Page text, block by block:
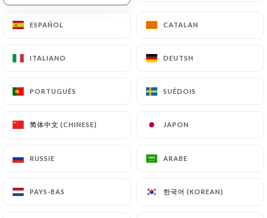
ESPAÑOL CATALAN
ITALIANO DEUTSH
PORTUGUÊS SUÉDOIS
简体中文 (CHINESE) JAPON
RUSSIE ARABE
PAYS-BAS 한국어 (KOREAN)
ESPAÑOL CATALAN
ITALIANO DEUTSH
PORTUGUÊS SUÉDOIS
简体中文 (CHINESE) JAPON
RUSSIE ARABE
PAYS-BAS 한국어 (KOREAN)